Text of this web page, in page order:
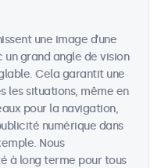
une image d’une
grand angle de vision
Cela garantit une
les situations, même en
pour la navigation,
numérique dans
Nous
à long terme pour tous